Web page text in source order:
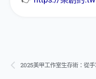
上一頁